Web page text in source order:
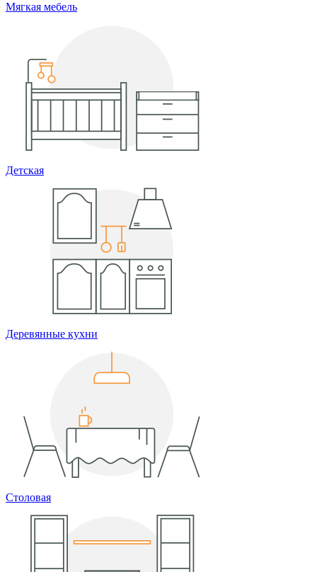
Мягкая мебель
Детская
Деревянные кухни
Столовая